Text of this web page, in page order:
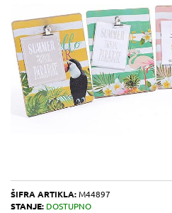
ŠIFRA ARTIKLA: M44897
STANJE: DOSTUPNO